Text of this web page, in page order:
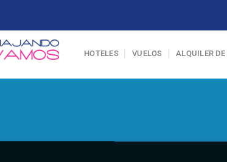
HOTELES VUELOS ALQUILER DE